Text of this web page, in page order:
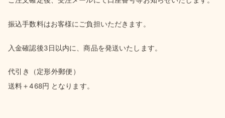
振込手数料はお客様にご負担いただきます。
入金確認後3日以内に、商品を発送いたします。
代引き（定形外郵便）
送料＋468円 となります。